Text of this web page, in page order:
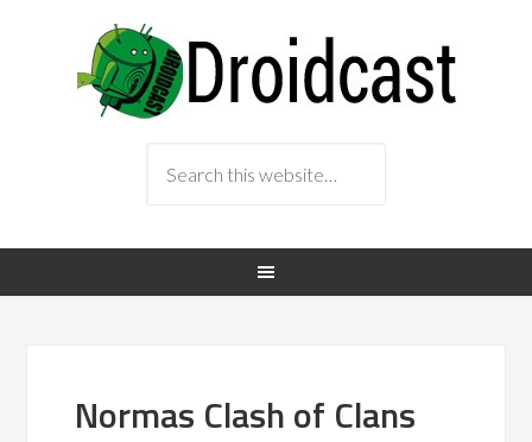
Normas Clash of Clans